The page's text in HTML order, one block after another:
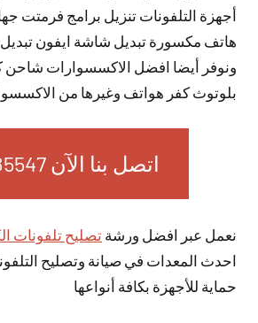
أجهزة التلفونات تنزيل برامج فرمتت
هاتف مكسورة تبديل شاشة ايفون
ونوفر أيضا افضل الاكسسوارات شاحن
بلوتوث كفر هواتف وغيرها من
اتصل بنا الآن 56585547
نعمل عبر افضل ورشة تصليح تلفونات
احدث المعدات في صيانة وتصليح
حماية للأجهزة بكافة أنواعها